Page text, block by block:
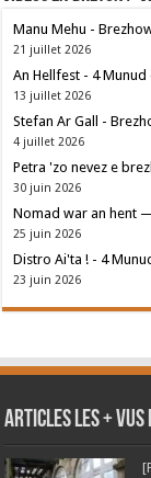
Manu Mehu -
21 juillet 2026
An Hellfest - 4 Munud
13 juillet 2026
Stefan Ar Gall -
4 juillet 2026
Petra 'zo nevez e
30 juin 2026
Nomad war an hent
25 juin 2026
Distro Ai'ta ! - 4
23 juin 2026
Articles les +